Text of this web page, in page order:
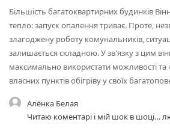
Більшість багатоквартирних будинків
тепло: запуск опалення триває. Проте,
злагоджену роботу комунальників,
залишається складною. У зв'язку з цим
максимально використати можливості
власних пунктів обігріву у своїх
Алёнка Белая
Читаю коментарі і мій шок в шоці…